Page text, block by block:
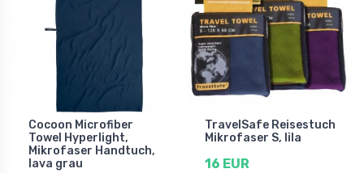
Cocoon Microfiber
Towel Hyperlight,
Mikrofaser Handtuch,
lava grau
TravelSafe Reisestuch
Mikrofaser S, lila
16 EUR